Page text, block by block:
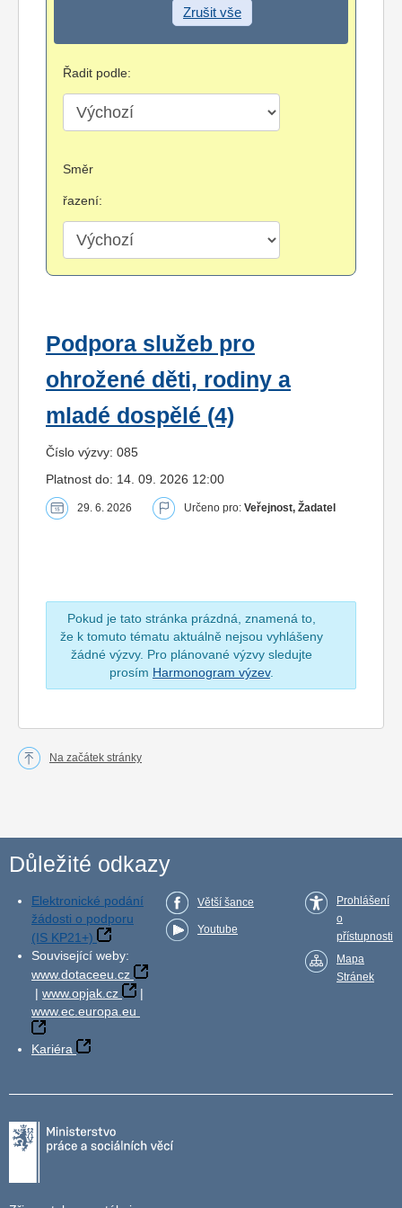
Zrušit vše
Řadit podle:
Směr
řazení:
Podpora služeb pro
ohrožené děti, rodiny a
mladé dospělé (4)
Číslo výzvy: 085
Platnost do: 14. 09. 2026 12:00
29. 6. 2026 Určeno pro: Veřejnost, Žadatel
Pokud je tato stránka prázdná, znamená to,
že k tomuto tématu aktuálně nejsou vyhlášeny
žádné výzvy. Pro plánované výzvy sledujte
prosím Harmonogram výzev.
Na začátek stránky
Důležité odkazy
Elektronické podání
žádosti o podporu
(IS KP21+)
Související weby:
www.dotaceeu.cz
| www.opjak.cz
|
www.ec.europa.eu
Kariéra
Větší šance
Youtube
Prohlášení
o
přístupnosti
Mapa
Stránek